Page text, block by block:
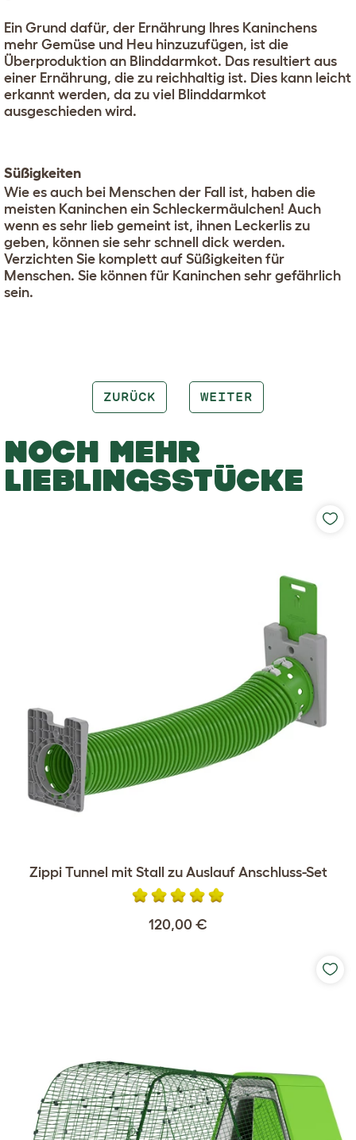
Ein Grund dafür, der Ernährung Ihres Kaninchens
mehr Gemüse und Heu hinzuzufügen, ist die
Überproduktion an Blinddarmkot. Das resultiert aus
einer Ernährung, die zu reichhaltig ist. Dies kann leicht
erkannt werden, da zu viel Blinddarmkot
ausgeschieden wird.
Süßigkeiten
Wie es auch bei Menschen der Fall ist, haben die
meisten Kaninchen ein Schleckermäulchen! Auch
wenn es sehr lieb gemeint ist, ihnen Leckerlis zu
geben, können sie sehr schnell dick werden.
Verzichten Sie komplett auf Süßigkeiten für
Menschen. Sie können für Kaninchen sehr gefährlich
sein.
ZURÜCK WEITER
NOCH MEHR
LIEBLINGSSTÜCKE
Zippi Tunnel mit Stall zu Auslauf Anschluss-Set
120,00 €